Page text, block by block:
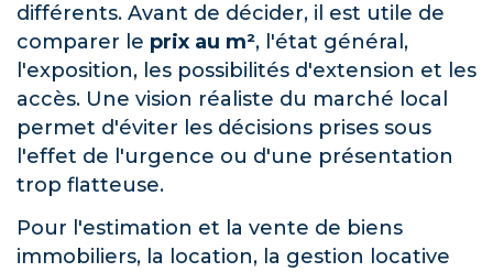
différents. Avant de décider, il est utile de
comparer le prix au m², l'état général,
l'exposition, les possibilités d'extension et les
accès. Une vision réaliste du marché local
permet d'éviter les décisions prises sous
l'effet de l'urgence ou d'une présentation
trop flatteuse.
Pour l'estimation et la vente de biens
immobiliers, la location, la gestion locative